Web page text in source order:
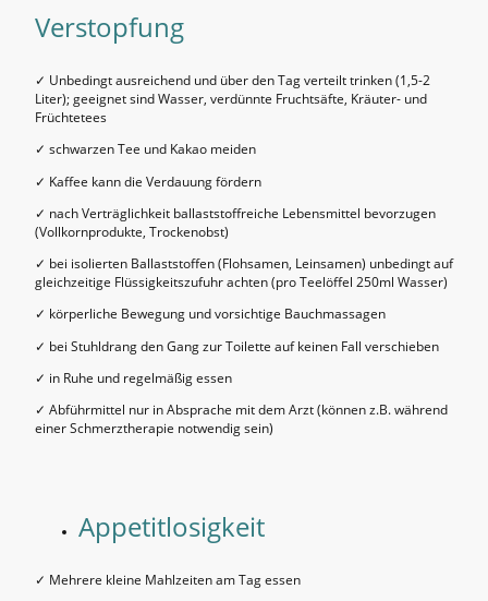
Verstopfung
✓ Unbedingt ausreichend und über den Tag verteilt trinken (1,5-2
Liter); geeignet sind Wasser, verdünnte Fruchtsäfte, Kräuter- und
Früchtetees
✓ schwarzen Tee und Kakao meiden
✓ Kaffee kann die Verdauung fördern
✓ nach Verträglichkeit ballaststoffreiche Lebensmittel bevorzugen
(Vollkornprodukte, Trockenobst)
✓ bei isolierten Ballaststoffen (Flohsamen, Leinsamen) unbedingt auf
gleichzeitige Flüssigkeitszufuhr achten (pro Teelöffel 250ml Wasser)
✓ körperliche Bewegung und vorsichtige Bauchmassagen
✓ bei Stuhldrang den Gang zur Toilette auf keinen Fall verschieben
✓ in Ruhe und regelmäßig essen
✓ Abführmittel nur in Absprache mit dem Arzt (können z.B. während
einer Schmerztherapie notwendig sein)
Appetitlosigkeit
✓ Mehrere kleine Mahlzeiten am Tag essen